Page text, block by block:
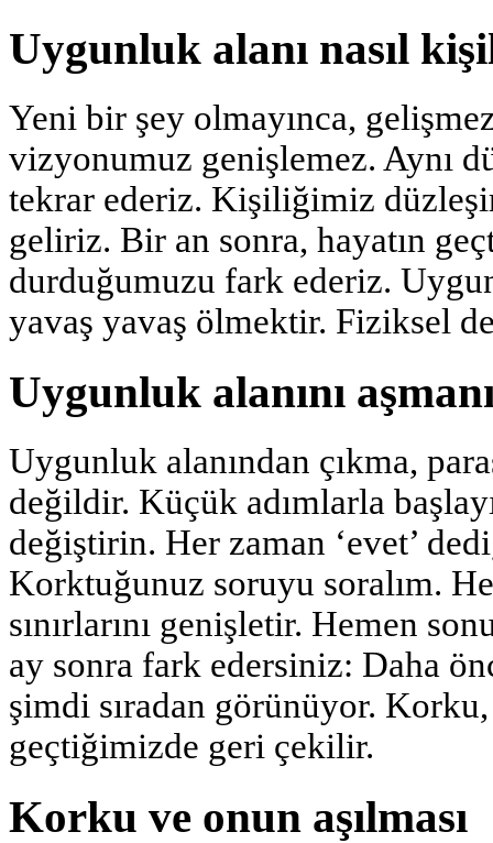
Uygunluk alanı nasıl
Yeni bir şey olmayınca,
vizyonumuz genişlemez. Aynı
tekrar ederiz. Kişiliğimiz
geliriz. Bir an sonra, hayatın
durduğumuzu fark ederiz.
yavaş yavaş ölmektir. Fiziksel
Uygunluk alanını
Uygunluk alanından çıkma,
değildir. Küçük adımlarla
değiştirin. Her zaman ‘evet’
Korktuğunuz soruyu soralım.
sınırlarını genişletir. Hemen
ay sonra fark edersiniz: Daha
şimdi sıradan görünüyor.
geçtiğimizde geri çekilir.
Korku ve onun aşılması